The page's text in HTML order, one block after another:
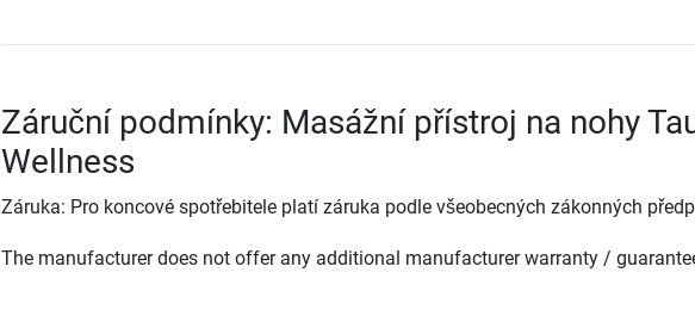
Záruční podmínky: Masážní přístroj na nohy
Wellness
Záruka: Pro koncové spotřebitele platí záruka podle všeobecných zákonných
The manufacturer does not offer any additional manufacturer warranty /